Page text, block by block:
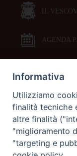
IL
AGENDA
ORARI
LITURGIA
Informativa
Utilizziamo
finalità tecniche
altre finalità
"miglioramento
"targeting e